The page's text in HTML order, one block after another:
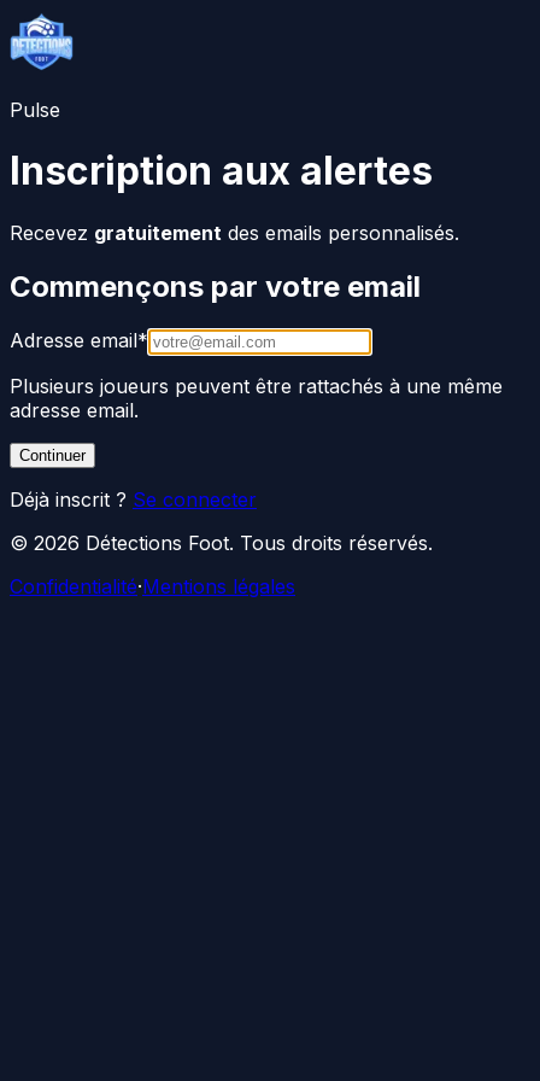
Pulse
Inscription aux alertes
Recevez gratuitement des emails personnalisés.
Commençons par votre email
Adresse email*
Plusieurs joueurs peuvent être rattachés à une même
adresse email.
Continuer
Déjà inscrit ? Se connecter
© 2026 Détections Foot. Tous droits réservés.
Confidentialité·Mentions légales